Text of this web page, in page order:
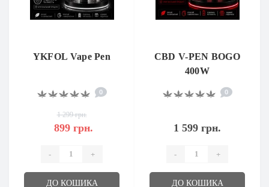
YKFOL Vape Pen
0
1 299 грн.
899 грн.
- +
ДО КОШИКА
CBD V-PEN BOGO
400W
0
1 599 грн.
- +
ДО КОШИКА